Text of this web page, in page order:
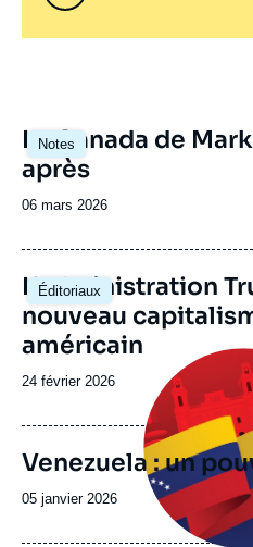
Notes
Image
principale
Le Canada de
après
Date
publication
06 mars 2026
Éditoriaux
Image
principale
L’administration
nouveau
américain
Date
publication
24 février 2026
principale
Venezuela : un
Date
publication
05 janvier 2026